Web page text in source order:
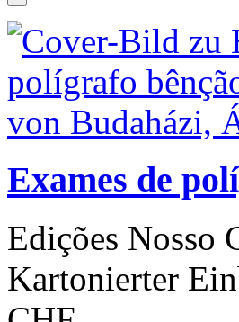
Exames de
Edições Nosso
Kartonierter